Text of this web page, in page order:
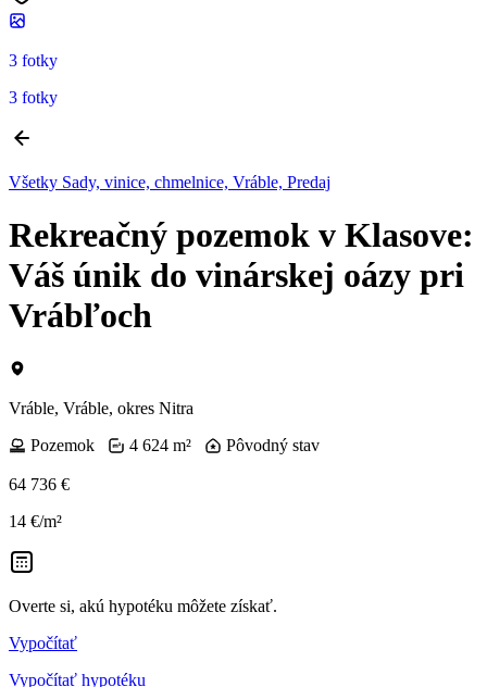
3 fotky
3 fotky
Všetky Sady, vinice, chmelnice, Vráble, Predaj
Rekreačný pozemok v Klasove:
Váš únik do vinárskej oázy pri
Vrábľoch
Vráble, Vráble, okres Nitra
Pozemok
4 624 m² Pôvodný stav
64 736 €
14 €/m²
Overte si, akú hypotéku môžete získať.
Vypočítať
Vypočítať hypotéku